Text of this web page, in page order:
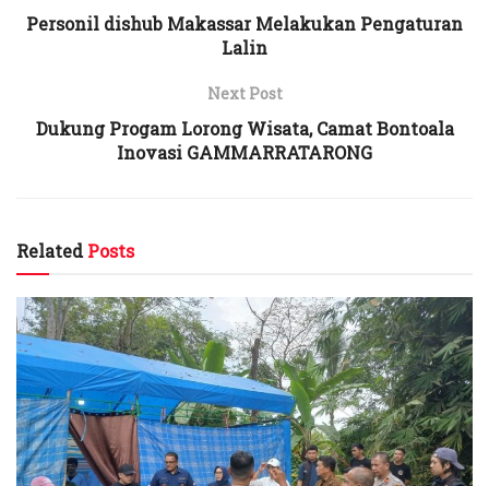
Personil dishub Makassar Melakukan Pengaturan
Lalin
Next Post
Dukung Progam Lorong Wisata, Camat Bontoala
Inovasi GAMMARRATARONG
RelatedPosts